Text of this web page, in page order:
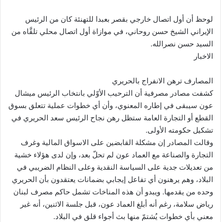
لوحظ أن أول اتصال خارجي بقصر بعبدا للتهنئة كان من الرئيس
الإيراني الشيخ حسن روحاني، في موازاة أول اتصال محلي تلقَّاه من
السيد حسن نصرالله.
الاخبار
المصارف ترهن الانفراج بالحريري
كشفت مصادر مصرفية أن الترحيب الأوّلي بانتخاب الرئيس ميشال
عون سيبقى في إطاره المعنوي، وأن أي خطوات عملية تتعلق بسوق
القطع أو التجارة العامة ستظل رهن نجاح الرئيس سعد الحريري في
تشكيل حكومته الأولى.
وقالت المصادر إن مشكلة القابضين على الاسواق المالية وغرف
التجارة والصناعة مع العماد عون لم تحلّ بعد، وإن لدى هؤلاء خشية
من تعديلات جدية على السياسة النقدية وعلى النظام الضريبي في
البلاد، وهم يرهنون أي تفاعل إيجابي بضمانات يعتقدون بأن الحريري
وحده من يقدمها. ويبدو أن هذه المناخات تشمل حاكم مصرف لبنان
رياض سلامة، رغم أنه أبلغ العماد عون، قبل جلسة الاثنين، أنه غير
معني بأي خطوات يُشتمّ منها بث أجواء قلق في البلاد.